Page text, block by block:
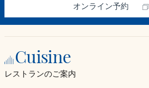
オンライン予約
Cuisine
レストランのご案内